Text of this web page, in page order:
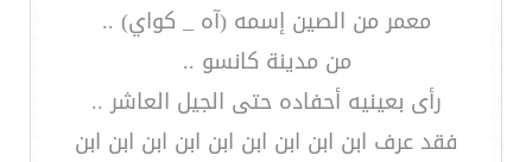
معمر من الصين إسمه (آه _ كواي) ..
من مدينة كانسو ..
رأى بعينيه أحفاده حتى الجيل العاشر ..
فقد عرف ابن ابن ابن ابن ابن ابن ابن ابن ابن